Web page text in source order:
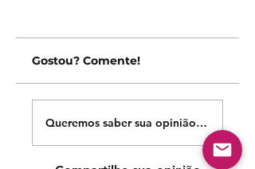
Gostou? Comente!
Queremos saber sua opinião sobre